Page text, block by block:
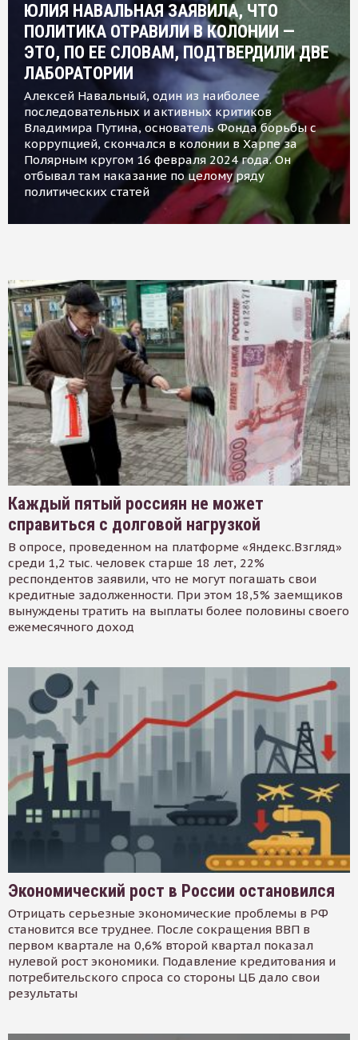
ЮЛИЯ НАВАЛЬНАЯ ЗАЯВИЛА, ЧТО
ПОЛИТИКА ОТРАВИЛИ В КОЛОНИИ —
ЭТО, ПО ЕЕ СЛОВАМ, ПОДТВЕРДИЛИ ДВЕ
ЛАБОРАТОРИИ
Алексей Навальный, один из наиболее
последовательных и активных критиков
Владимира Путина, основатель Фонда борьбы с
коррупцией, скончался в колонии в Харпе за
Полярным кругом 16 февраля 2024 года. Он
отбывал там наказание по целому ряду
политических статей
Каждый пятый россиян не может
справиться с долговой нагрузкой
В опросе, проведенном на платформе «Яндекс.Взгляд»
среди 1,2 тыс. человек старше 18 лет, 22%
респондентов заявили, что не могут погашать свои
кредитные задолженности. При этом 18,5% заемщиков
вынуждены тратить на выплаты более половины своего
ежемесячного доход
Экономический рост в России остановился
Отрицать серьезные экономические проблемы в РФ
становится все труднее. После сокращения ВВП в
первом квартале на 0,6% второй квартал показал
нулевой рост экономики. Подавление кредитования и
потребительского спроса со стороны ЦБ дало свои
результаты